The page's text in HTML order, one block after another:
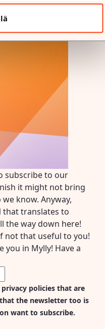
subscribe to our
it might not bring
know. Anyway,
that translates to
the way down here!
not that useful to you!
you in Mylly! Have a
policies that are
the newsletter too is
want to subscribe.